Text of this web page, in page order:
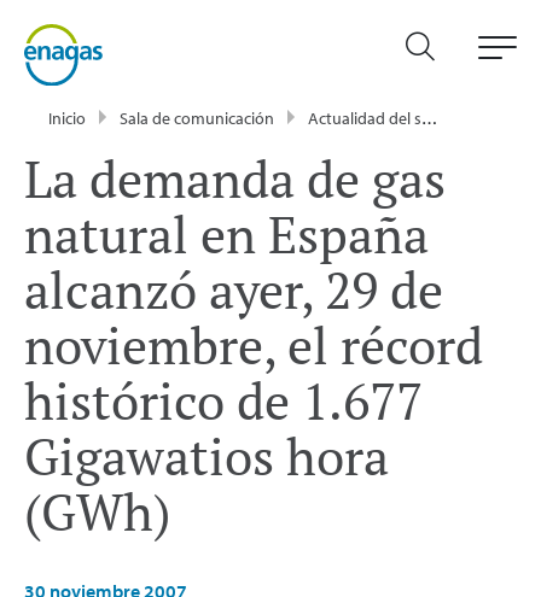
Inicio Sala de comunicación Actualidad del sector energético - Enagás
La demanda de gas
natural en España
alcanzó ayer, 29 de
noviembre, el récord
histórico de 1.677
Gigawatios hora
(GWh)
30 noviembre 2007